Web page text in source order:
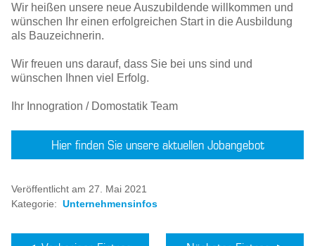
Wir heißen unsere neue Auszubildende willkommen und
wünschen Ihr einen erfolgreichen Start in die Ausbildung
als Bauzeichnerin.
Wir freuen uns darauf, dass Sie bei uns sind und
wünschen Ihnen viel Erfolg.
Ihr Innogration / Domostatik Team
Hier finden Sie unsere aktuellen Jobangebot
Veröffentlicht am 27. Mai 2021
Kategorie: Unternehmensinfos